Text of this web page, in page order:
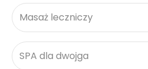
Masaż leczniczy
SPA dla dwojga